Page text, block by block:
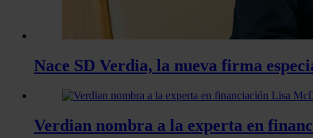
Nace SD Verdia, la nueva firma
Verdian nombra a la experta en